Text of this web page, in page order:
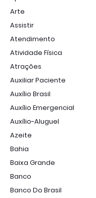
Arte
Assistir
Atendimento
Atividade Física
Atrações
Auxiliar Paciente
Auxílio Brasil
Auxílio Emergencial
Auxílio-Aluguel
Azeite
Bahia
Baixa Grande
Banco
Banco Do Brasil